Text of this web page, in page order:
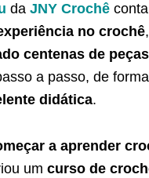
da JNY Crochê
no crochê
centenas de peças
a passo, de
didática.
a aprender
um curso de